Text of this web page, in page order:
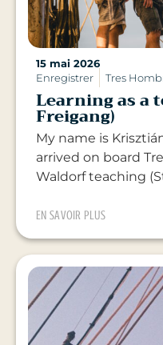
15 mai 2026
Enregistrer
Tres
Learning as a
Freigang)
My name is
arrived on board
Waldorf teaching
EN SAVOIR PLUS